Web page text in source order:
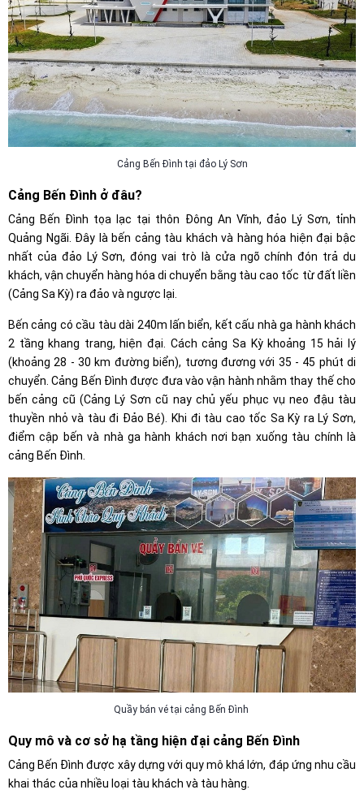
Cảng Bến Đình tại đảo Lý Sơn
Cảng Bến Đình ở đâu?
Cảng Bến Đình tọa lạc tại thôn Đông An Vĩnh, đảo Lý Sơn, tỉnh
Quảng Ngãi. Đây là bến cảng tàu khách và hàng hóa hiện đại bậc
nhất của đảo Lý Sơn, đóng vai trò là cửa ngõ chính đón trả du
khách, vận chuyển hàng hóa di chuyển bằng tàu cao tốc từ đất liền
(Cảng Sa Kỳ) ra đảo và ngược lại.
Bến cảng có cầu tàu dài 240m lấn biển, kết cấu nhà ga hành khách
2 tầng khang trang, hiện đại. Cách cảng Sa Kỳ khoảng 15 hải lý
(khoảng 28 - 30 km đường biển), tương đương với 35 - 45 phút di
chuyển. Cảng Bến Đình được đưa vào vận hành nhằm thay thế cho
bến cảng cũ (Cảng Lý Sơn cũ nay chủ yếu phục vụ neo đậu tàu
thuyền nhỏ và tàu đi Đảo Bé). Khi đi tàu cao tốc Sa Kỳ ra Lý Sơn,
điểm cập bến và nhà ga hành khách nơi bạn xuống tàu chính là
cảng Bến Đình.
Quầy bán vé tại cảng Bến Đình
Quy mô và cơ sở hạ tầng hiện đại cảng Bến Đình
Cảng Bến Đình được xây dựng với quy mô khá lớn, đáp ứng nhu cầu
khai thác của nhiều loại tàu khách và tàu hàng.